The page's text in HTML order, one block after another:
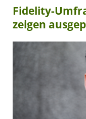
Fidelity-
zeigen